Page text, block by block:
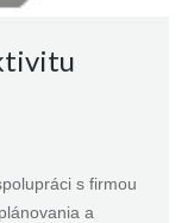
s firmou
a